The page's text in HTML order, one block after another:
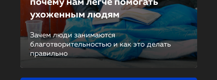
почему нам легче помогать
ухоженным людям
Зачем люди занимаются
благотворительностью и как это делать
правильно